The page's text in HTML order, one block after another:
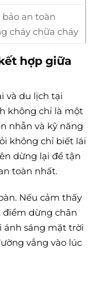
an toàn
cháy chữa cháy
hợp giữa
và du lịch tại
không chỉ là một
nhẫn và kỹ năng
không chỉ biết lái
dừng lại để tận
toàn nhất.
Nếu cảm thấy
điểm dừng chân
ánh sáng mặt trời
vắng vào lúc